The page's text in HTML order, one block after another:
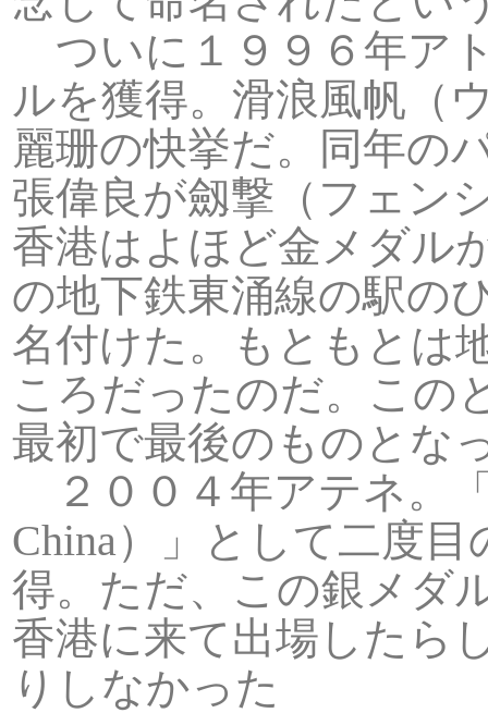
ついに１９９６年ア
ルを獲得。滑浪風帆（
麗珊の快挙だ。同年の
張偉良が劔撃（フェン
香港はよほど金メダル
の地下鉄東涌線の駅の
名付けた。もともとは
ころだったのだ。この
最初で最後のものとな
２００４年アテネ。
China）」として二度
得。ただ、この銀メダ
香港に来て出場したら
りしなかった